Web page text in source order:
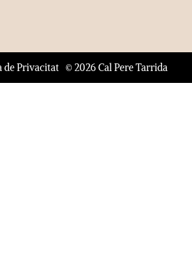
© 2026 Cal Pere Tarrida
de Privacitat